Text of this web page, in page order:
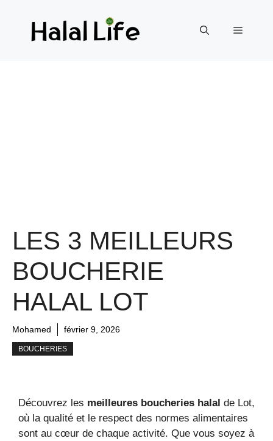
LES 3 MEILLEURS
BOUCHERIE
HALAL LOT
Mohamed février 9, 2026
BOUCHERIES
Découvrez les meilleures boucheries halal de Lot,
où la qualité et le respect des normes alimentaires
sont au cœur de chaque activité. Que vous soyez à